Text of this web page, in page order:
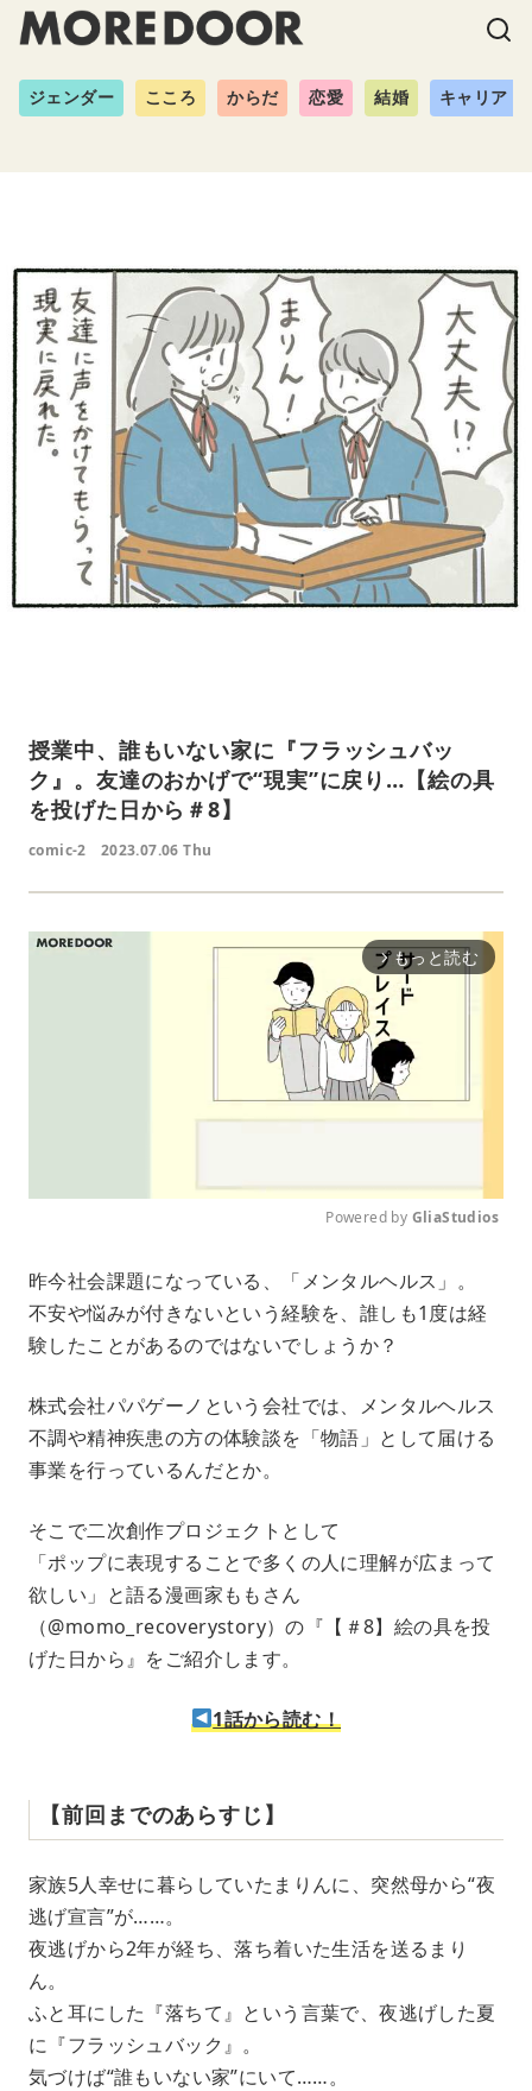
ジェンダー こころ からだ 恋愛 結婚 キャリア
授業中、誰もいない家に『フラッシュバッ
ク』。友達のおかげで“現実”に戻り…【絵の具
を投げた日から＃8】
comic-2 2023.07.06 Thu
arrow_forward_ios もっと読む
u
t
Powered by GliaStudios
昨今社会課題になっている、「メンタルヘルス」。
不安や悩みが付きないという経験を、誰しも1度は経
験したことがあるのではないでしょうか？
株式会社パパゲーノという会社では、メンタルヘルス
不調や精神疾患の方の体験談を「物語」として届ける
事業を行っているんだとか。
そこで二次創作プロジェクトとして
「ポップに表現することで多くの人に理解が広まって
欲しい」と語る漫画家ももさん
（@momo_recoverystory）の『【＃8】絵の具を投
げた日から』をご紹介します。
1話から読む！
【前回までのあらすじ】
家族5人幸せに暮らしていたまりんに、突然母から“夜
逃げ宣言”が……。
夜逃げから2年が経ち、落ち着いた生活を送るまり
ん。
ふと耳にした『落ちて』という言葉で、夜逃げした夏
に『フラッシュバック』。
気づけば“誰もいない家”にいて……。